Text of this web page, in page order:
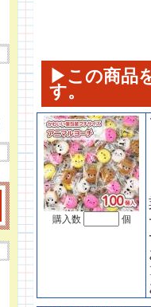
▶この商品
す。
購入数 個